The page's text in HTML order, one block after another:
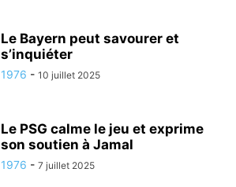
Le Bayern peut savourer et
s’inquiéter
1976 - 10 juillet 2025
Le PSG calme le jeu et exprime
son soutien à Jamal
1976 - 7 juillet 2025